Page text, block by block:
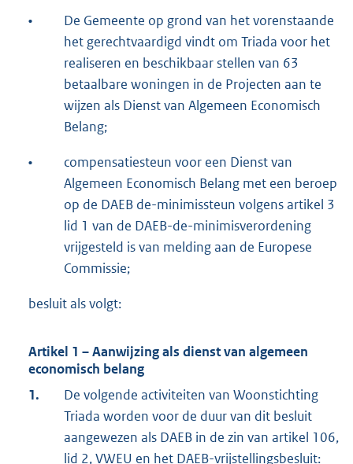
•
De Gemeente op grond van het vorenstaande
het gerechtvaardigd vindt om Triada voor het
realiseren en beschikbaar stellen van 63
betaalbare woningen in de Projecten aan te
wijzen als Dienst van Algemeen Economisch
Belang;
•
compensatiesteun voor een Dienst van
Algemeen Economisch Belang met een beroep
op de DAEB de-minimissteun volgens artikel 3
lid 1 van de DAEB-de-minimisverordening
vrijgesteld is van melding aan de Europese
Commissie;
besluit als volgt:
Artikel 1 – Aanwijzing als dienst van algemeen
economisch belang
1.
De volgende activiteiten van Woonstichting
Triada worden voor de duur van dit besluit
aangewezen als DAEB in de zin van artikel 106,
lid 2, VWEU en het DAEB-vrijstellingsbesluit: